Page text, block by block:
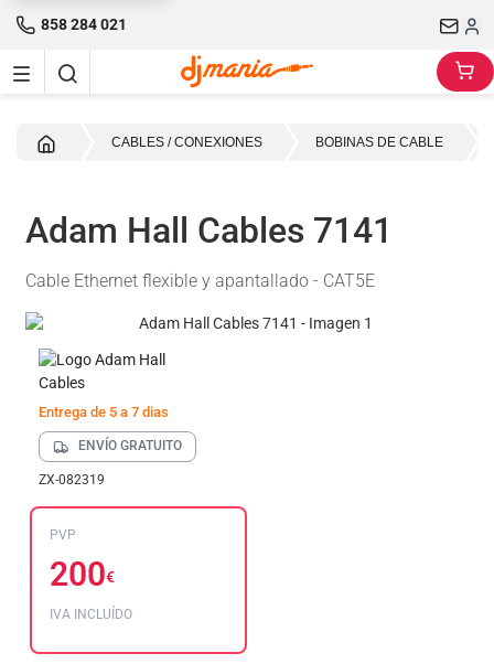
858 284 021
CABLES / CONEXIONES BOBINAS DE CABLE
Adam Hall Cables 7141
Cable Ethernet flexible y apantallado - CAT5E
Entrega de 5 a 7 dias
ENVÍO GRATUITO
ZX-082319
PVP
200€
IVA INCLUÍDO